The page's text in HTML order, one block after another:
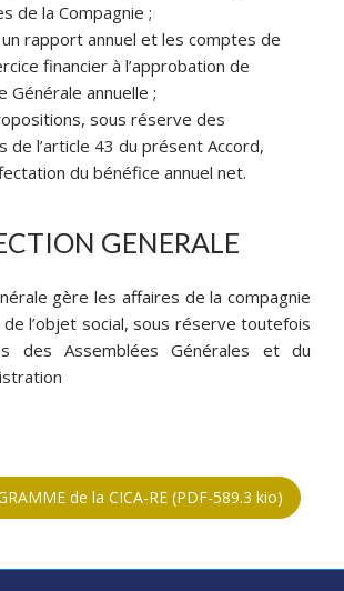
de la Compagnie ;
rapport annuel et les comptes de
financier à l’approbation de
Générale annuelle ;
sous réserve des
de l’article 43 du présent Accord,
du bénéfice annuel net.
GENERALE
gère les affaires de la compagnie
l’objet social, sous réserve toutefois
des Assemblées Générales et du
de la CICA-RE (PDF-589.3 kio)